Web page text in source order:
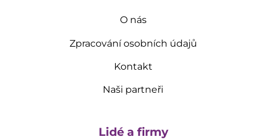
O nás
Zpracování osobních údajů
Kontakt
Naši partneři
Lidé a firmy